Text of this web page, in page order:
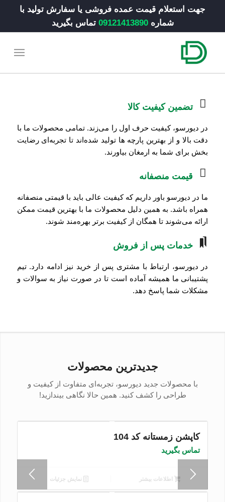
جهت استعلام قیمت عمده فروشی یا سفارش تولید با
شماره 09121413890 تماس بگیرید
تضمین کیفیت کالا
در دیورسو، کیفیت حرف اول را می‌زند. تمامی محصولات ما با
دقت بالا و از بهترین پارچه ها تولید شده‌اند تا تجربه‌ای رضایت‌
بخش برای شما به ارمغان بیاورند.
قیمت منصفانه
ما در دیورسو باور داریم که کیفیت عالی باید با قیمتی منصفانه
همراه باشد. به همین دلیل محصولات ما با بهترین قیمت ممکن
ارائه می‌شوند تا همگان از کیفیت برتر بهره‌مند شوند.
خدمات پس از فروش
در دیورسو، ارتباط با مشتری پس از خرید نیز ادامه دارد. تیم
پشتیبانی ما همیشه آماده است تا در صورت نیاز به سوالات و
مشکلات شما پاسخ دهد.
جدیدترین محصولات
با محصولات جدید دیورسو، تجربه‌ای متفاوت از کیفیت و
طراحی را کشف کنید. همین حالا نگاهی بیندازید!
کاپشن زمستانه کد 104
تماس بگیرید
اطلاعات بیشتر نمایش جزئیات